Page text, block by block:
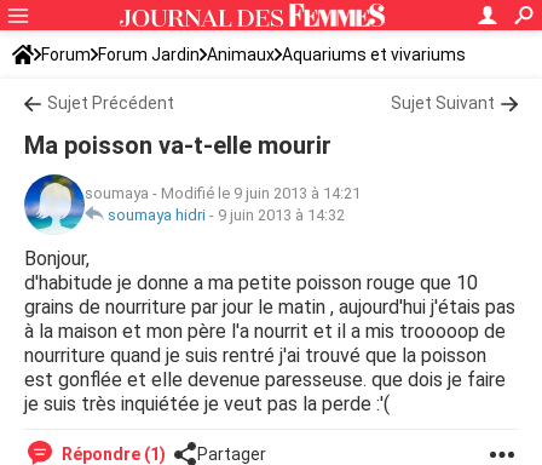
Forum Forum Jardin Animaux Aquariums et vivariums
Sujet Précédent Sujet Suivant
Ma poisson va-t-elle mourir
soumaya - Modifié le 9 juin 2013 à 14:21
soumaya hidri - 9 juin 2013 à 14:32
Bonjour,
d'habitude je donne a ma petite poisson rouge que 10
grains de nourriture par jour le matin , aujourd'hui j'étais pas
à la maison et mon père l'a nourrit et il a mis trooooop de
nourriture quand je suis rentré j'ai trouvé que la poisson
est gonflée et elle devenue paresseuse. que dois je faire
je suis très inquiétée je veut pas la perde :'(
Répondre (1) Partager